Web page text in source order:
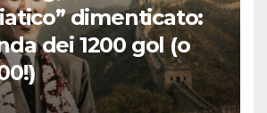
dimenticato:
dei 1200 gol (o